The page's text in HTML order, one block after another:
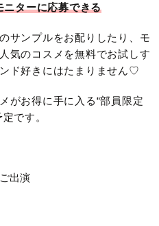
ターに応募できる
サンプルをお配りしたり、モ
気のコスメを無料でお試しす
ド好きにはたまりません♡
がお得に手に入る“部員限定
です。
出演